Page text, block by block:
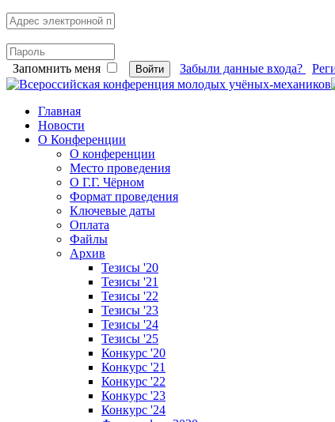
Запомнить меня Войти Забыли данные входа?
Главная
Новости
О Конференции
О конференции
Место проведения
О Г.Г. Чёрном
Формат проведения
Ключевые даты
Оплата
Файлы
Архив
Тезисы '20
Тезисы '21
Тезисы '22
Тезисы '23
Тезисы '24
Тезисы '25
Конкурс '20
Конкурс '21
Конкурс '22
Конкурс '23
Конкурс '24